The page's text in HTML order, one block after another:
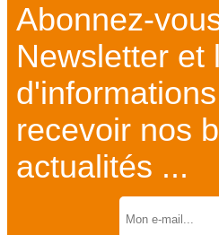
Abonnez-
Newsletter et
recevoir nos
actualités ...